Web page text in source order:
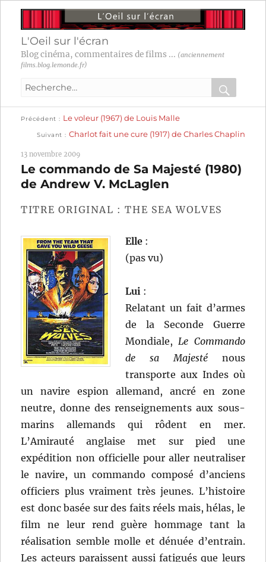
L'Oeil sur l'écran
Blog cinéma, commentaires de films ... (anciennement
films.blog.lemonde.fr)
Recherche
:
OK
Navigation
l’article
Précédent
précédente :
Le voleur (1967) de Louis Malle
Suivant
suivante :
Charlot fait une cure (1917) de Charles Chaplin
13 novembre 2009
Le commando de Sa Majesté (1980)
de Andrew V. McLaglen
TITRE ORIGINAL : THE SEA WOLVES
Elle :
(pas vu)
Lui :
Relatant un fait d’armes
de la Seconde Guerre
Mondiale,Le Commando
de sa Majesténous
transporte aux Indes où
un navire espion allemand, ancré en zone
neutre, donne des renseignements aux sous-
marins allemands qui rôdent en mer.
L’Amirauté anglaise met sur pied une
expédition non officielle pour aller neutraliser
le navire, un commando composé d’anciens
officiers plus vraiment très jeunes. L’histoire
est donc basée sur des faits réels mais, hélas, le
film ne leur rend guère hommage tant la
réalisation semble molle et dénuée d’entrain.
Les acteurs paraissent aussi fatigués que leurs